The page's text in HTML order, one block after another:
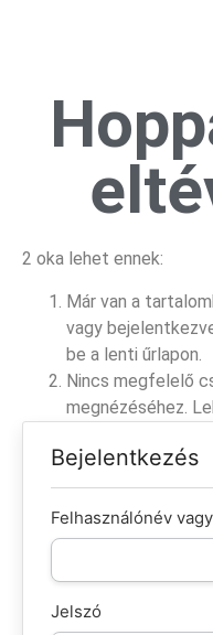
2 oka lehet ennek:
Már van a
vagy
be a lenti űrlapon.
Nincs megfelelő
megnézéséhez.
Bejelentkezés
Felhasználónév
Jelszó